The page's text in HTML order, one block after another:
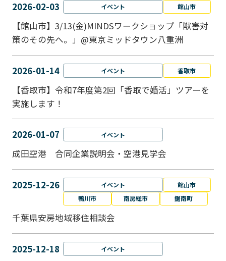
2026-02-03 イベント 館山市
【館山市】3/13(金)MINDSワークショップ「獣害対
策のその先へ。」@東京ミッドタウン八重洲
2026-01-14 イベント 香取市
【香取市】令和7年度第2回「香取で婚活」ツアーを
実施します！
2026-01-07 イベント
成田空港 合同企業説明会・空港見学会
2025-12-26 イベント
館山市
鴨川市
南房総市 鋸南町
千葉県安房地域移住相談会
2025-12-18 イベント